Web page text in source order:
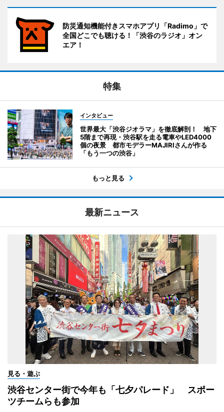
防災通知機能付きスマホアプリ「Radimo」で
全国どこでも聴ける！「渋谷のラジオ」オン
エア！
特集
インタビュー
世界最大「渋谷ジオラマ」を徹底解剖！ 地下
5階まで再現・渋谷駅を走る電車やLED4000
個の夜景 都市モデラーMAJIRIさんが作る
「もう一つの渋谷」
もっと見る
最新ニュース
見る・遊ぶ
渋谷センター街で今年も「七夕パレード」 スポー
ツチームらも参加